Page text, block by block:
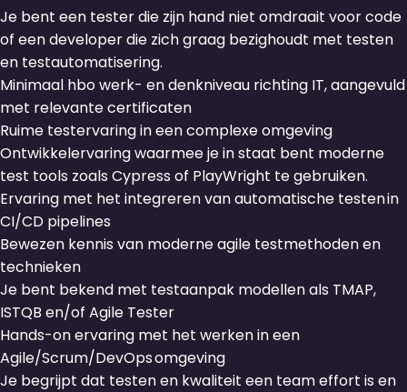
Je bent een tester die zijn hand niet omdraait voor code
of een developer die zich graag bezighoudt met testen
en testautomatisering.
Minimaal hbo werk- en denkniveau richting IT, aangevuld
met relevante certificaten
Ruime testervaring in een complexe omgeving
Ontwikkelervaring waarmee je in staat bent moderne
test tools zoals Cypress of PlayWright te gebruiken.
Ervaring met het integreren van automatische testen in
CI/CD pipelines
Bewezen kennis van moderne agile testmethoden en
technieken
Je bent bekend met testaanpak modellen als TMAP,
ISTQB en/of Agile Tester
Hands-on ervaring met het werken in een
Agile/Scrum/DevOps omgeving
Je begrijpt dat testen en kwaliteit een team effort is en